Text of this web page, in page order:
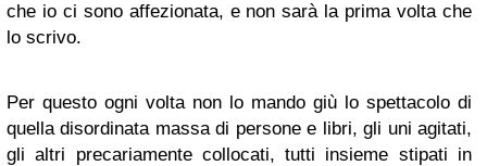
che io ci sono affezionata, e non sarà la prima volta che
lo scrivo.
Per questo ogni volta non lo mando giù lo spettacolo di
quella disordinata massa di persone e libri, gli uni agitati,
gli altri precariamente collocati, tutti insieme stipati in